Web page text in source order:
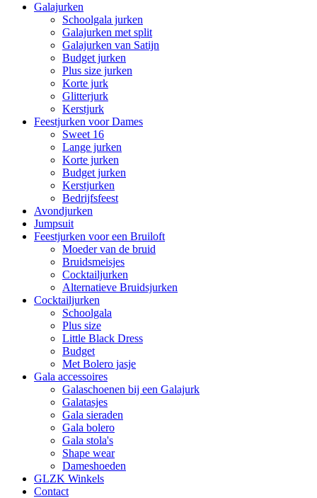
Galajurken
Schoolgala jurken
Galajurken met split
Galajurken van Satijn
Budget jurken
Plus size jurken
Korte jurk
Glitterjurk
Kerstjurk
Feestjurken voor Dames
Sweet 16
Lange jurken
Korte jurken
Budget jurken
Kerstjurken
Bedrijfsfeest
Avondjurken
Jumpsuit
Feestjurken voor een Bruiloft
Moeder van de bruid
Bruidsmeisjes
Cocktailjurken
Alternatieve Bruidsjurken
Cocktailjurken
Schoolgala
Plus size
Little Black Dress
Budget
Met Bolero jasje
Gala accessoires
Galaschoenen bij een Galajurk
Galatasjes
Gala sieraden
Gala bolero
Gala stola's
Shape wear
Dameshoeden
GLZK Winkels
Contact